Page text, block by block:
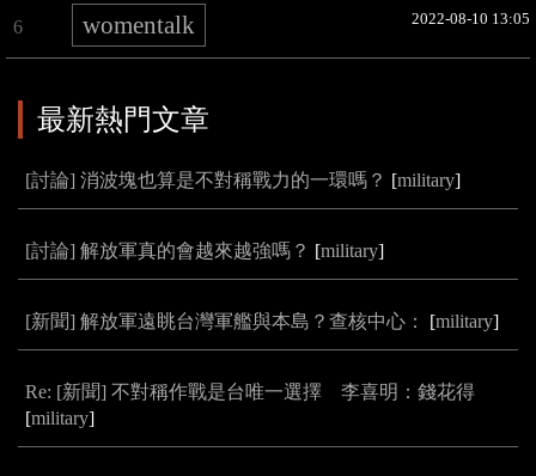
6 womentalk 2022-08-10 13:05
最新熱門文章
[討論] 消波塊也算是不對稱戰力的一環嗎？ [military]
[討論] 解放軍真的會越來越強嗎？ [military]
[新聞] 解放軍遠眺台灣軍艦與本島？查核中心： [military]
Re: [新聞] 不對稱作戰是台唯一選擇 李喜明：錢花得
[military]